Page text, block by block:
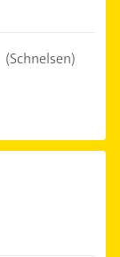
(Schnelsen)